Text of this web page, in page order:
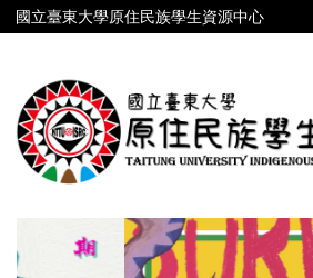
跳
到
內
容
區
國立臺東大學原住民族學生資源中心